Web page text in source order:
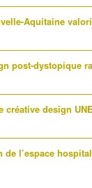
Aquitaine
post-dystopique
créative design
l’espace